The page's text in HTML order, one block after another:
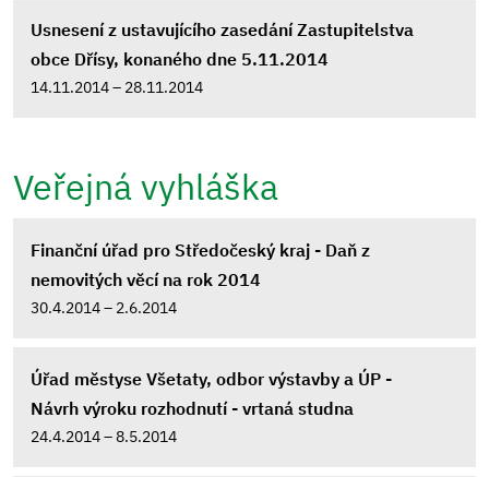
Usnesení z ustavujícího zasedání Zastupitelstva
obce Dřísy, konaného dne 5.11.2014
14.11.2014 – 28.11.2014
Veřejná vyhláška
Finanční úřad pro Středočeský kraj - Daň z
nemovitých věcí na rok 2014
30.4.2014 – 2.6.2014
Úřad městyse Všetaty, odbor výstavby a ÚP -
Návrh výroku rozhodnutí - vrtaná studna
24.4.2014 – 8.5.2014